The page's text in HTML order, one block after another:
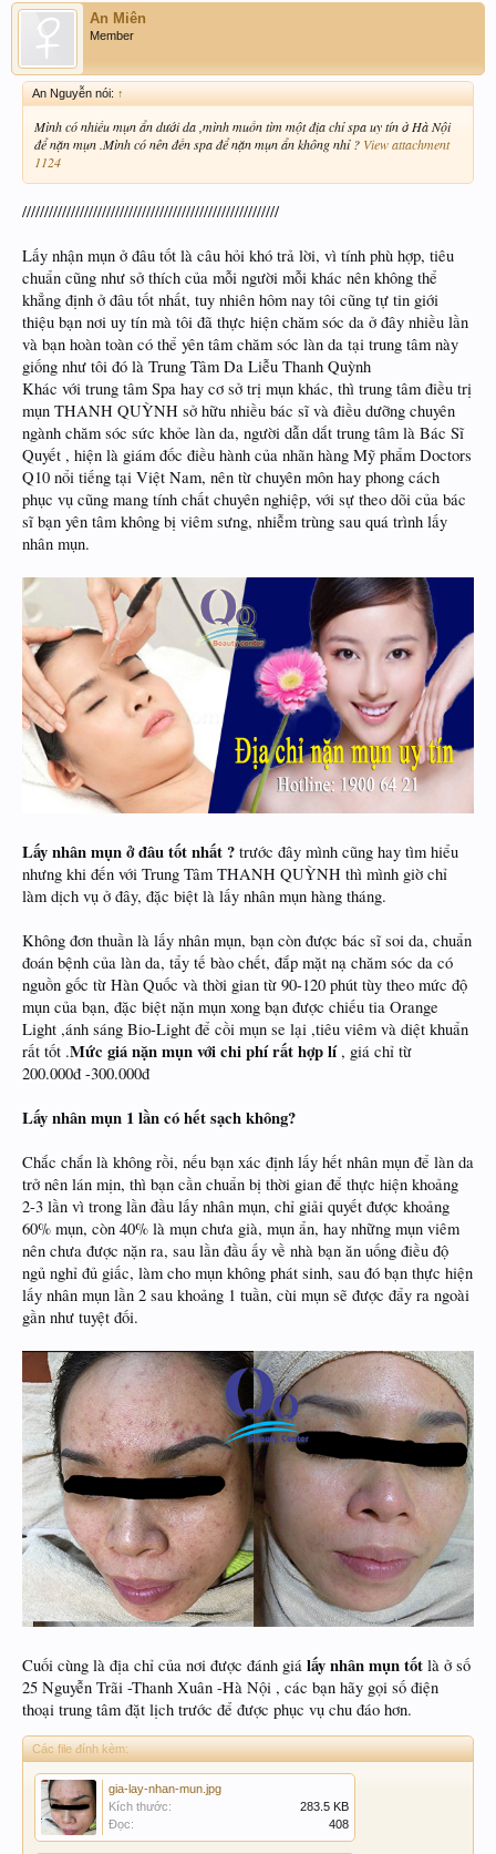
An Miên
Member
An Nguyễn nói: ↑
Mình có nhiều mụn ẩn dưới da ,mình muốn tìm một địa chỉ spa uy tín ở Hà Nội
để nặn mụn .Mình có nên đến spa để nặn mụn ẩn không nhỉ ? View attachment
1124
//////////////////////////////////////////////////////////
Lấy nhận mụn ở đâu tốt là câu hỏi khó trả lời, vì tính phù hợp, tiêu
chuẩn cũng như sở thích của mỗi người mỗi khác nên không thể
khẳng định ở đâu tốt nhất, tuy nhiên hôm nay tôi cũng tự tin giới
thiệu bạn nơi uy tín mà tôi đã thực hiện chăm sóc da ở đây nhiều lần
và bạn hoàn toàn có thể yên tâm chăm sóc làn da tại trung tâm này
giống như tôi đó là Trung Tâm Da Liễu Thanh Quỳnh
Khác với trung tâm Spa hay cơ sở trị mụn khác, thì trung tâm điều trị
mụn THANH QUỲNH sở hữu nhiều bác sĩ và điều dưỡng chuyên
ngành chăm sóc sức khỏe làn da, người dẫn dắt trung tâm là Bác Sĩ
Quyết , hiện là giám đốc điều hành của nhãn hàng Mỹ phẩm Doctors
Q10 nổi tiếng tại Việt Nam, nên từ chuyên môn hay phong cách
phục vụ cũng mang tính chất chuyên nghiệp, với sự theo dõi của bác
sĩ bạn yên tâm không bị viêm sưng, nhiễm trùng sau quá trình lấy
nhân mụn.
Lấy nhân mụn ở đâu tốt nhất ? trước đây mình cũng hay tìm hiểu
nhưng khi đến với Trung Tâm THANH QUỲNH thì mình giờ chỉ
làm dịch vụ ở đây, đặc biệt là lấy nhân mụn hàng tháng.
Không đơn thuần là lấy nhân mụn, bạn còn được bác sĩ soi da, chuẩn
đoán bệnh của làn da, tẩy tế bào chết, đắp mặt nạ chăm sóc da có
nguồn gốc từ Hàn Quốc và thời gian từ 90-120 phút tùy theo mức độ
mụn của bạn, đặc biệt nặn mụn xong bạn được chiếu tia Orange
Light ,ánh sáng Bio-Light để cồi mụn se lại ,tiêu viêm và diệt khuẩn
rất tốt .Mức giá nặn mụn với chi phí rất hợp lí, giá chỉ từ
200.000đ -300.000đ
Lấy nhân mụn 1 lần có hết sạch không?
Chắc chắn là không rồi, nếu bạn xác định lấy hết nhân mụn để làn da
trở nên lán mịn, thì bạn cần chuẩn bị thời gian để thực hiện khoảng
2-3 lần vì trong lần đầu lấy nhân mụn, chỉ giải quyết được khoảng
60% mụn, còn 40% là mụn chưa già, mụn ẩn, hay những mụn viêm
nên chưa được nặn ra, sau lần đầu ấy về nhà bạn ăn uống điều độ
ngủ nghỉ đủ giấc, làm cho mụn không phát sinh, sau đó bạn thực hiện
lấy nhân mụn lần 2 sau khoảng 1 tuần, cùi mụn sẽ được đẩy ra ngoài
gần như tuyệt đối.
Cuối cùng là địa chỉ của nơi được đánh giá lấy nhân mụn tốt là ở số
25 Nguyễn Trãi -Thanh Xuân -Hà Nội , các bạn hãy gọi số điện
thoại trung tâm đặt lịch trước để được phục vụ chu đáo hơn.
Các file đính kèm:
gia-lay-nhan-mun.jpg
Kích thước:
283.5 KB
Đọc:
408